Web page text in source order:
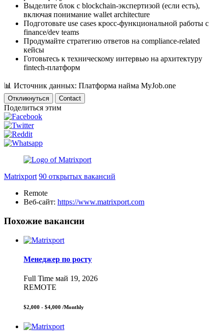
Выделите блок с blockchain-экспертизой (если есть),
включая понимание wallet architecture
Подготовьте use cases кросс-функциональной работы с
finance/dev teams
Продумайте стратегию ответов на compliance-related
кейсы
Готовьтесь к техническому интервью на архитектуру
fintech-платформ
📊 Источник данных: Платформа найма MyJob.one
Откликнуться Contact
Поделиться этим
Matrixport 90 открытых вакансий
Remote
Веб-сайт: https://www.matrixport.com
Похожие вакансии
Менеджер по росту
Full Time май 19, 2026
REMOTE
$2,000 - $4,000 /Monthly